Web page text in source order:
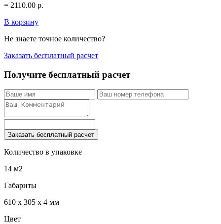
= 2110.00 р.
В корзину
Не знаете точное количество?
Заказать бесплатный расчет
Получите бесплатный расчет
Заказать бесплатный расчет
Количество в упаковке
14 м2
Габариты
610 x 305 x 4 мм
Цвет